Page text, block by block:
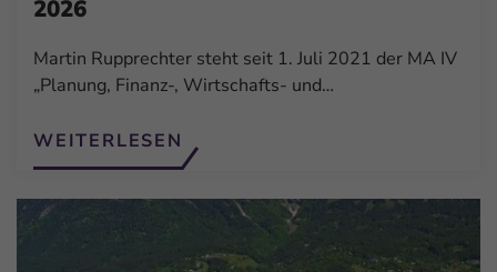
2026
Martin Rupprechter steht seit 1. Juli 2021 der MA IV
„Planung, Finanz-, Wirtschafts- und…
WEITERLESEN